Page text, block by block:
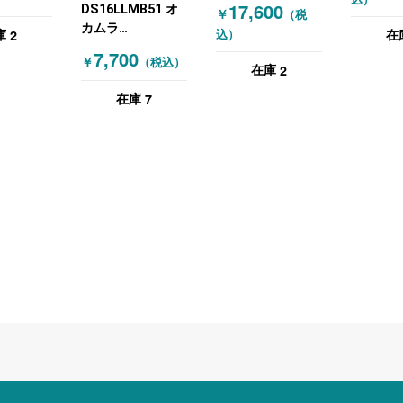
2
DS16LLMB51 オ
カムラ
机 訳あり商品 鍵
￥7,700（税込）
在庫 7
￥17,600（税
込）
在庫 2
在